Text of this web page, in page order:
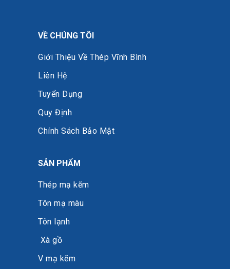
VỀ CHÚNG TÔI
Giới Thiệu Về Thép Vĩnh Bình
Liên Hệ
Tuyển Dụng
Quy Định
Chính Sách Bảo Mật
SẢN PHẨM
Thép mạ kẽm
Tôn mạ màu
Tôn lạnh
Xà gồ
V mạ kẽm